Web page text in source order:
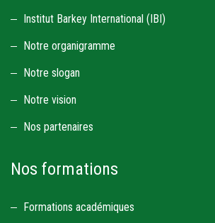
Institut Barkey International (IBI)
Notre organigramme
Notre slogan
Notre vision
Nos partenaires
Nos formations
Formations académiques